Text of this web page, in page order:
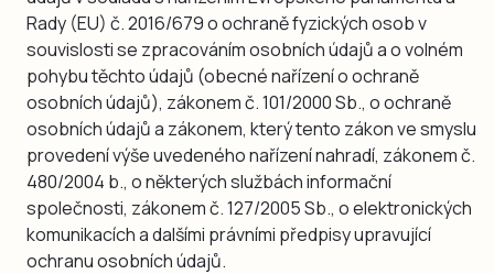
Rady (EU) č. 2016/679 o ochraně fyzických osob v
souvislosti se zpracováním osobních údajů a o volném
pohybu těchto údajů (obecné nařízení o ochraně
osobních údajů), zákonem č. 101/2000 Sb., o ochraně
osobních údajů a zákonem, který tento zákon ve smyslu
provedení výše uvedeného nařízení nahradí, zákonem č.
480/2004 b., o některých službách informační
společnosti, zákonem č. 127/2005 Sb., o elektronických
komunikacích a dalšími právními předpisy upravující
ochranu osobních údajů.